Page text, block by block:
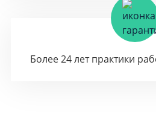
Более 24 лет практики